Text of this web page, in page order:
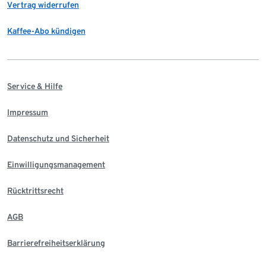
Vertrag widerrufen
Kaffee-Abo kündigen
Service & Hilfe
Impressum
Datenschutz und Sicherheit
Einwilligungsmanagement
Rücktrittsrecht
AGB
Barrierefreiheitserklärung